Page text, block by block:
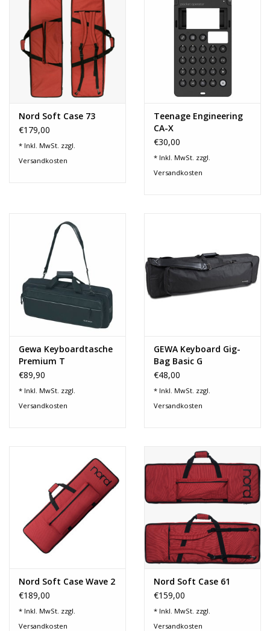
Vermietung
Noten-Zubehör
Jobbörse
Marken
Nord Soft Case 73
€179,00
* Inkl. MwSt. zzgl.
Versandkosten
Teenage Engineering
CA-X
€30,00
* Inkl. MwSt. zzgl.
Versandkosten
Gewa Keyboardtasche
Premium T
122x44x15cm 272.150
€89,90
* Inkl. MwSt. zzgl.
Versandkosten
GEWA Keyboard Gig-
Bag Basic G
€48,00
* Inkl. MwSt. zzgl.
Versandkosten
Nord Soft Case Wave 2
€189,00
* Inkl. MwSt. zzgl.
Versandkosten
Nord Soft Case 61
€159,00
* Inkl. MwSt. zzgl.
Versandkosten